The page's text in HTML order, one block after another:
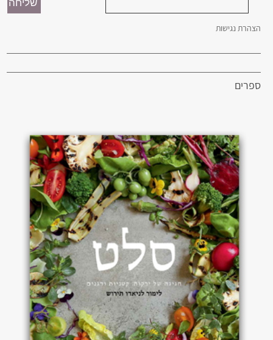
הצהרת נגישות
ספרים